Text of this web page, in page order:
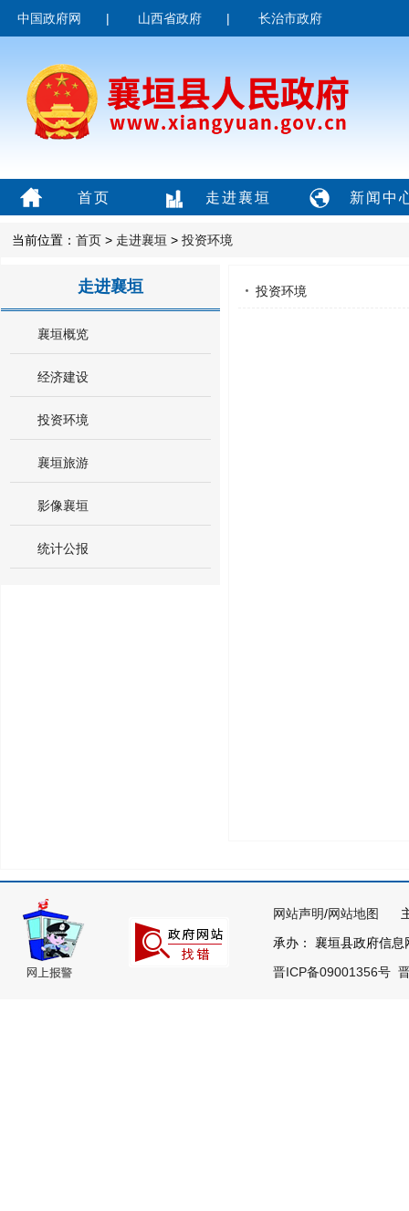
中国政府网 | 山西省政府 | 长治市政府
首页 走进襄垣 新闻中
当前位置： 首页 > 走进襄垣 > 投资环境
走进襄垣
襄垣概览
经济建设
投资环境
襄垣旅游
影像襄垣
统计公报
投资环境
网站声明/网站地图
主
承办： 襄垣县政府信
晋ICP备09001356号